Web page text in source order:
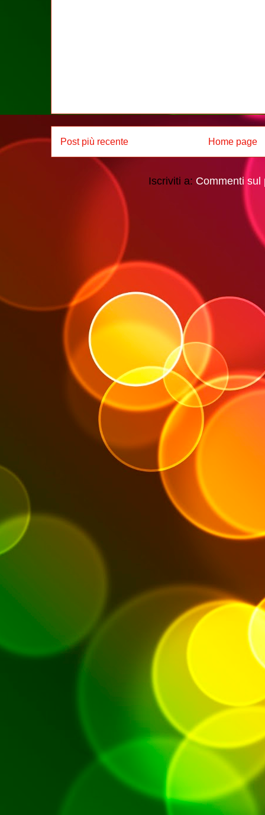
Post più recente Home page
Iscriviti a: Commenti sul